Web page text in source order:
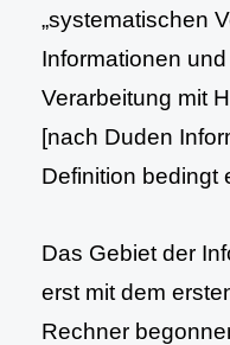
„systematischen
Informationen
Verarbeitung mit
[nach Duden
Definition bedingt
Das Gebiet der
erst mit dem
Rechner